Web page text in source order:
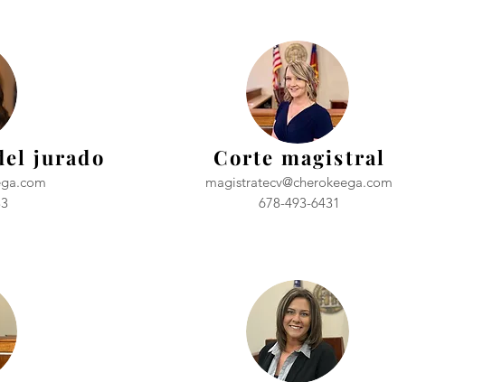
jurado Corte magistral
magistratecv@cherokeega.com
678-493-6431